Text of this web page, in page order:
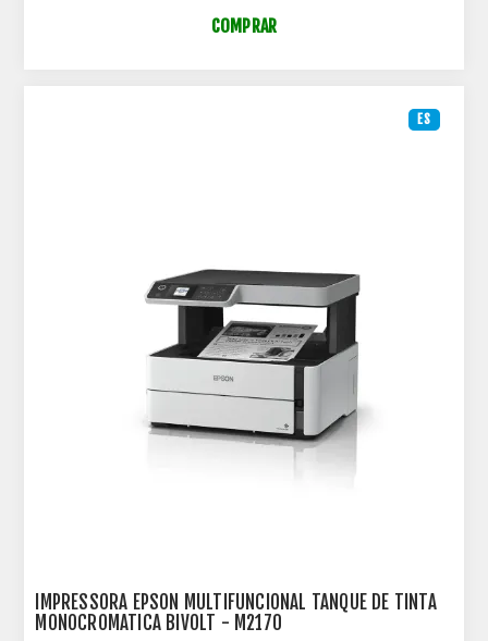
COMPRAR
ES
IMPRESSORA EPSON MULTIFUNCIONAL TANQUE DE TINTA
MONOCROMATICA BIVOLT - M2170